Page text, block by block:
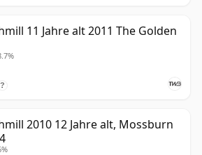
11 Jahre alt 2011 The Golden
?
2010 12 Jahre alt, Mossburn